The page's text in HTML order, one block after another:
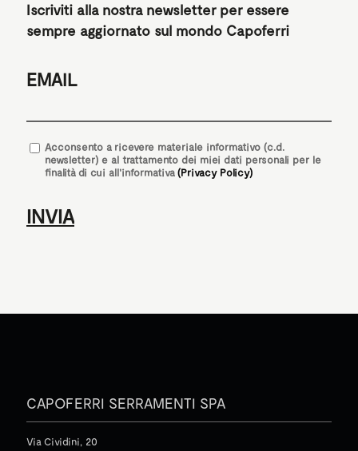
Iscriviti alla nostra newsletter per essere
sempre aggiornato sul mondo Capoferri
EMAIL
Acconsento a ricevere materiale informativo (c.d.
newsletter) e al trattamento dei miei dati personali per le
finalità di cui all'informativa(Privacy Policy)
CAPOFERRI SERRAMENTI SPA
Via Cividini, 20